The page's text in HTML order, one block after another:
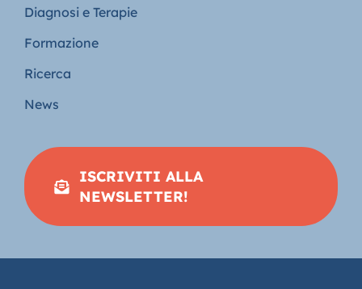
Diagnosi e Terapie
Formazione
Ricerca
News
ISCRIVITI ALLA
NEWSLETTER!